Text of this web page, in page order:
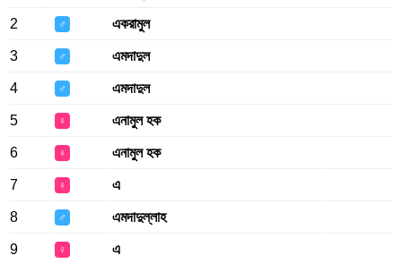
2 ♂ একরামুল
3 ♂ এমদাদুল
4 ♂ এমদাদুল
5 ♀ এনামুল হক
6 ♀ এনামুল হক
7 ♀ এ
8 ♂ এমদাদুল্লাহ
9 ♀ এ